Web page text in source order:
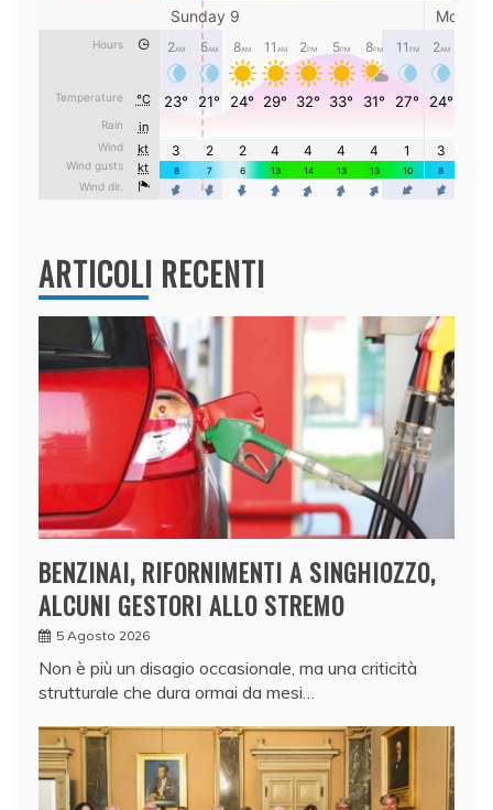
ARTICOLI RECENTI
BENZINAI, RIFORNIMENTI A SINGHIOZZO,
ALCUNI GESTORI ALLO STREMO
5 Agosto 2026
Non è più un disagio occasionale, ma una criticità
strutturale che dura ormai da mesi…